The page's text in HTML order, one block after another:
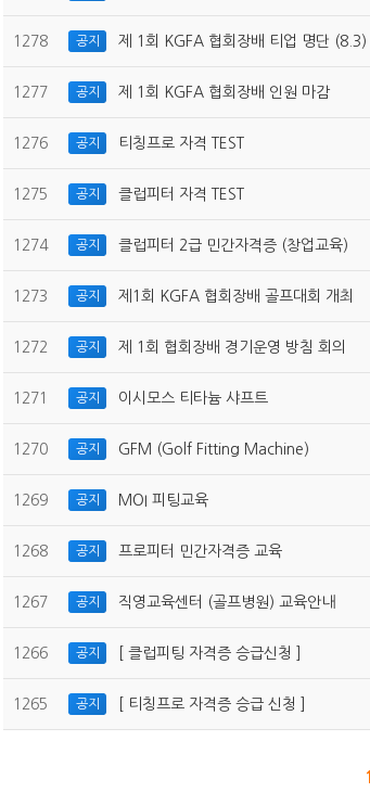
1278 공지 제 1회 KGFA 협회장배 티업 명단 (8.3)
1277 공지 제 1회 KGFA 협회장배 인원 마감
1276 공지 티칭프로 자격 TEST
1275 공지 클럽피터 자격 TEST
1274 공지 클럽피터 2급 민간자격증 (창업교육)
1273 공지 제1회 KGFA 협회장배 골프대회 개최
1272 공지 제 1회 협회장배 경기운영 방침 회의
1271 공지 이시모스 티타늄 샤프트
1270 공지 GFM (Golf Fitting Machine)
1269 공지 MOI 피팅교육
1268 공지 프로피터 민간자격증 교육
1267 공지 직영교육센터 (골프병원) 교육안내
1266 공지 [ 클럽피팅 자격증 승급신청 ]
1265 공지 [ 티칭프로 자격증 승급 신청 ]
1